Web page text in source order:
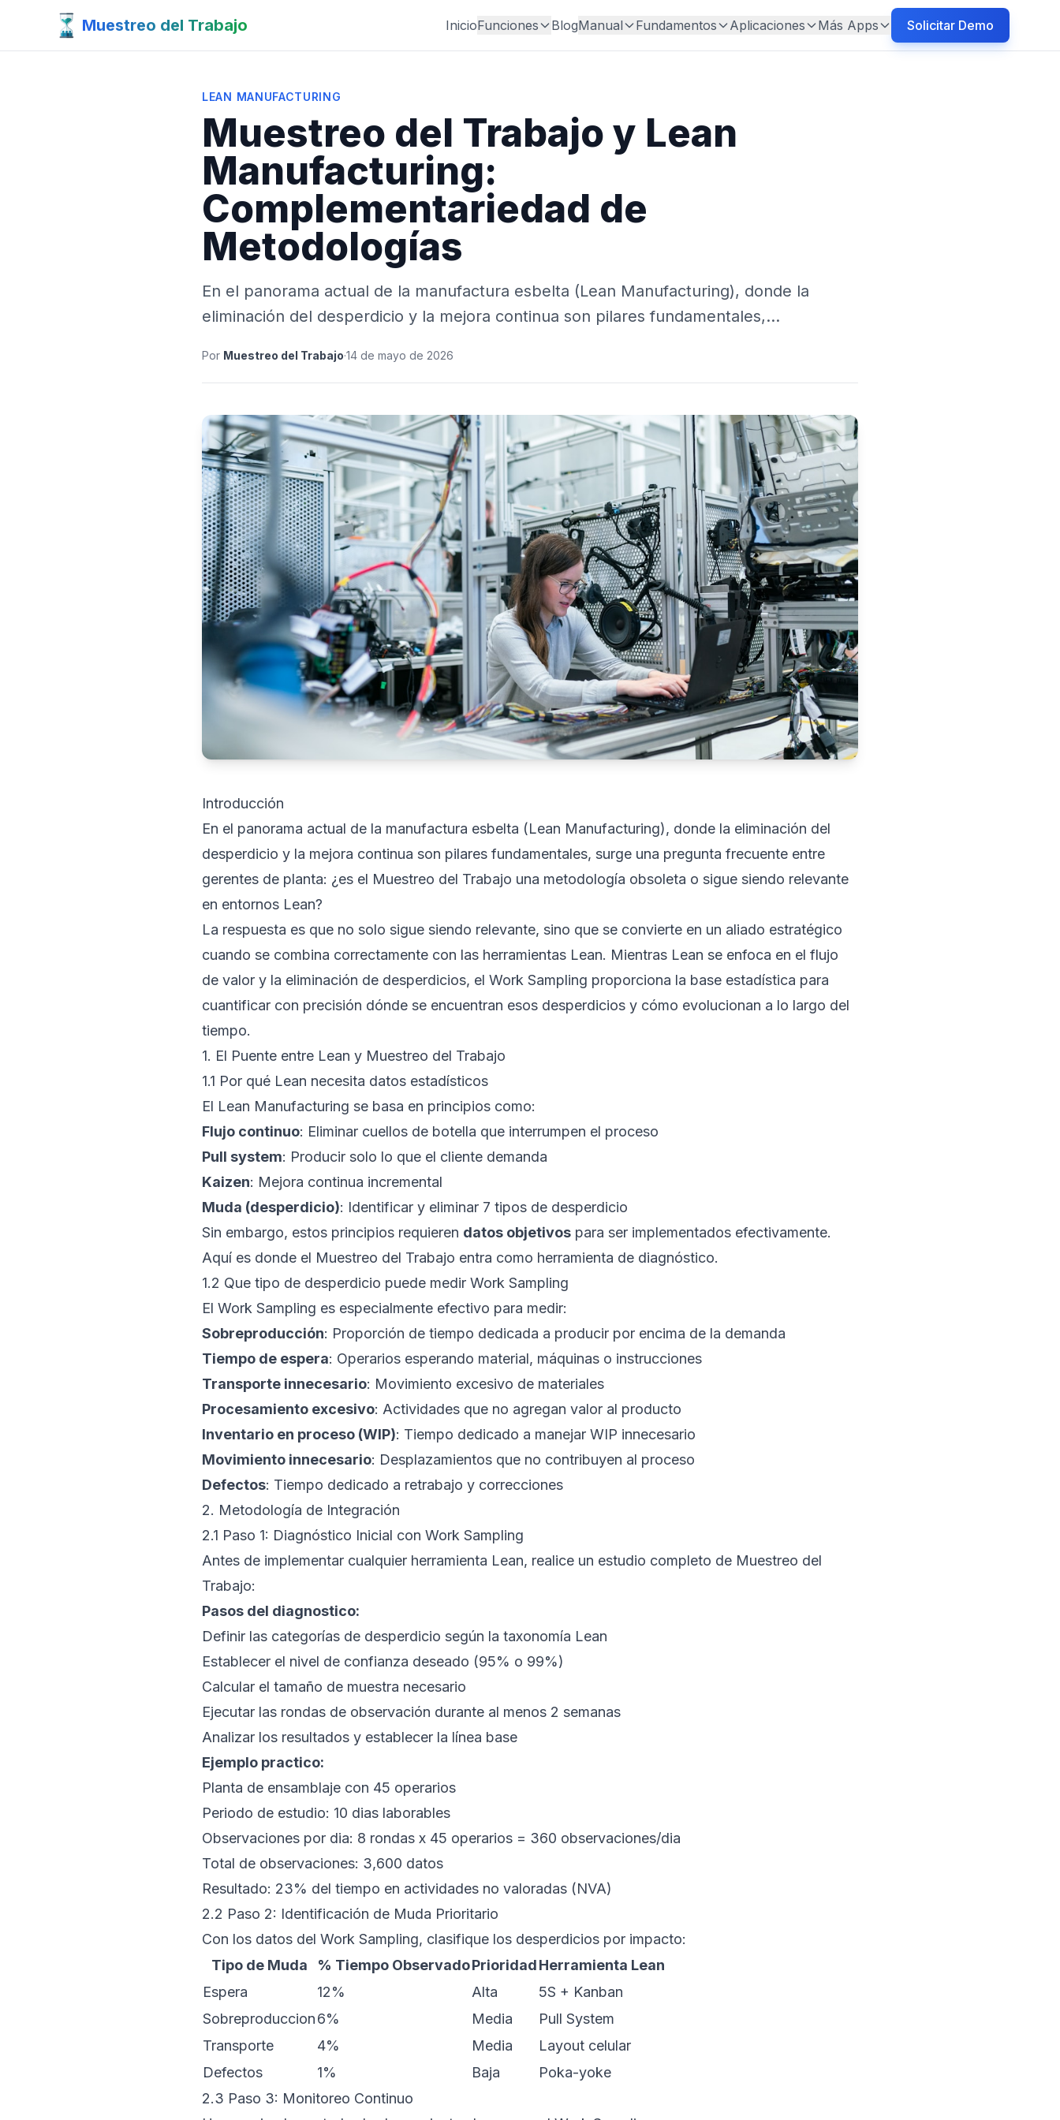
Muestreo del Trabajo InicioFunciones BlogManual Fundamentos Aplicaciones Más Apps Solicitar Demo
LEAN MANUFACTURING
Muestreo del Trabajo y Lean
Manufacturing:
Complementariedad de
Metodologías
En el panorama actual de la manufactura esbelta (Lean Manufacturing), donde la
eliminación del desperdicio y la mejora continua son pilares fundamentales,…
Por Muestreo del Trabajo·14 de mayo de 2026
Introducción
En el panorama actual de la manufactura esbelta (Lean Manufacturing), donde la eliminación del
desperdicio y la mejora continua son pilares fundamentales, surge una pregunta frecuente entre
gerentes de planta: ¿es el Muestreo del Trabajo una metodología obsoleta o sigue siendo relevante
en entornos Lean?
La respuesta es que no solo sigue siendo relevante, sino que se convierte en un aliado estratégico
cuando se combina correctamente con las herramientas Lean. Mientras Lean se enfoca en el flujo
de valor y la eliminación de desperdicios, el Work Sampling proporciona la base estadística para
cuantificar con precisión dónde se encuentran esos desperdicios y cómo evolucionan a lo largo del
tiempo.
1. El Puente entre Lean y Muestreo del Trabajo
1.1 Por qué Lean necesita datos estadísticos
El Lean Manufacturing se basa en principios como:
Flujo continuo: Eliminar cuellos de botella que interrumpen el proceso
Pull system: Producir solo lo que el cliente demanda
Kaizen: Mejora continua incremental
Muda (desperdicio): Identificar y eliminar 7 tipos de desperdicio
Sin embargo, estos principios requieren datos objetivos para ser implementados efectivamente.
Aquí es donde el Muestreo del Trabajo entra como herramienta de diagnóstico.
1.2 Que tipo de desperdicio puede medir Work Sampling
El Work Sampling es especialmente efectivo para medir:
Sobreproducción: Proporción de tiempo dedicada a producir por encima de la demanda
Tiempo de espera: Operarios esperando material, máquinas o instrucciones
Transporte innecesario: Movimiento excesivo de materiales
Procesamiento excesivo: Actividades que no agregan valor al producto
Inventario en proceso (WIP): Tiempo dedicado a manejar WIP innecesario
Movimiento innecesario: Desplazamientos que no contribuyen al proceso
Defectos: Tiempo dedicado a retrabajo y correcciones
2. Metodología de Integración
2.1 Paso 1: Diagnóstico Inicial con Work Sampling
Antes de implementar cualquier herramienta Lean, realice un estudio completo de Muestreo del
Trabajo:
Pasos del diagnostico:
Definir las categorías de desperdicio según la taxonomía Lean
Establecer el nivel de confianza deseado (95% o 99%)
Calcular el tamaño de muestra necesario
Ejecutar las rondas de observación durante al menos 2 semanas
Analizar los resultados y establecer la línea base
Ejemplo practico:
Planta de ensamblaje con 45 operarios
Periodo de estudio: 10 dias laborables
Observaciones por dia: 8 rondas x 45 operarios = 360 observaciones/dia
Total de observaciones: 3,600 datos
Resultado: 23% del tiempo en actividades no valoradas (NVA)
2.2 Paso 2: Identificación de Muda Prioritario
Con los datos del Work Sampling, clasifique los desperdicios por impacto:
Tipo de Muda
% Tiempo ObservadoPrioridadHerramienta Lean
Espera
12% Alta
5S + Kanban
Sobreproduccion6% Media
Pull System
Transporte
4% Media
Layout celular
Defectos
1% Baja
Poka-yoke
2.3 Paso 3: Monitoreo Continuo